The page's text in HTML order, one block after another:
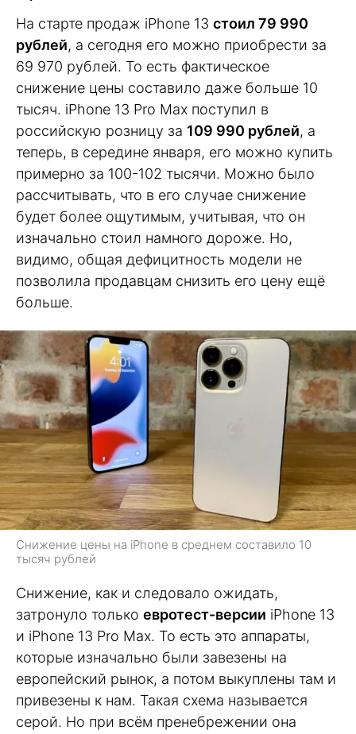
На старте продаж iPhone 13 стоил 79 990
рублей, а сегодня его можно приобрести за
69 970 рублей. То есть фактическое
снижение цены составило даже больше 10
тысяч. iPhone 13 Pro Max поступил в
российскую розницу за 109 990 рублей, а
теперь, в середине января, его можно купить
примерно за 100-102 тысячи. Можно было
рассчитывать, что в его случае снижение
будет более ощутимым, учитывая, что он
изначально стоил намного дороже. Но,
видимо, общая дефицитность модели не
позволила продавцам снизить его цену ещё
больше.
Снижение цены на iPhone в среднем составило 10
тысяч рублей
Снижение, как и следовало ожидать,
затронуло только евротест-версии iPhone 13
и iPhone 13 Pro Max. То есть это аппараты,
которые изначально были завезены на
европейский рынок, а потом выкуплены там и
привезены к нам. Такая схема называется
серой. Но при всём пренебрежении она